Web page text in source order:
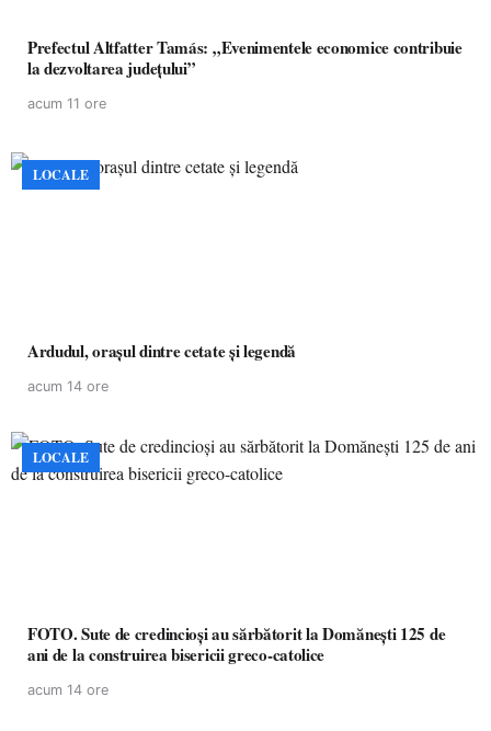
Prefectul Altfatter Tamás: „Evenimentele economice contribuie
la dezvoltarea județului”
acum 11 ore
LOCALE
Ardudul, orașul dintre cetate și legendă
acum 14 ore
LOCALE
FOTO. Sute de credincioși au sărbătorit la Domănești 125 de
ani de la construirea bisericii greco-catolice
acum 14 ore